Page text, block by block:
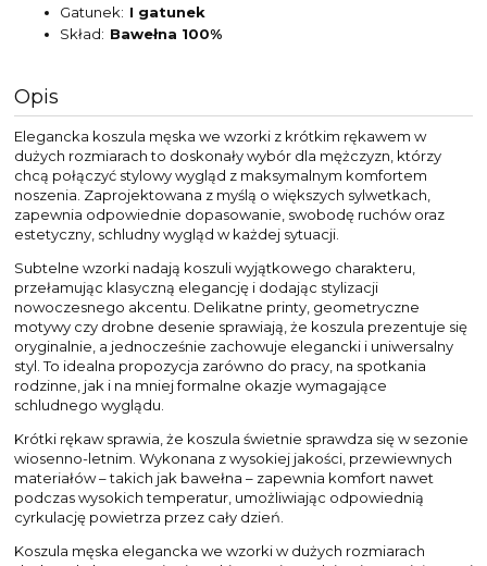
Gatunek
I gatunek
Skład
Bawełna 100%
Opis
Elegancka koszula męska we wzorki z krótkim rękawem w
dużych rozmiarach to doskonały wybór dla mężczyzn, którzy
chcą połączyć stylowy wygląd z maksymalnym komfortem
noszenia. Zaprojektowana z myślą o większych sylwetkach,
zapewnia odpowiednie dopasowanie, swobodę ruchów oraz
estetyczny, schludny wygląd w każdej sytuacji.
Subtelne wzorki nadają koszuli wyjątkowego charakteru,
przełamując klasyczną elegancję i dodając stylizacji
nowoczesnego akcentu. Delikatne printy, geometryczne
motywy czy drobne desenie sprawiają, że koszula prezentuje się
oryginalnie, a jednocześnie zachowuje elegancki i uniwersalny
styl. To idealna propozycja zarówno do pracy, na spotkania
rodzinne, jak i na mniej formalne okazje wymagające
schludnego wyglądu.
Krótki rękaw sprawia, że koszula świetnie sprawdza się w sezonie
wiosenno-letnim. Wykonana z wysokiej jakości, przewiewnych
materiałów – takich jak bawełna – zapewnia komfort nawet
podczas wysokich temperatur, umożliwiając odpowiednią
cyrkulację powietrza przez cały dzień.
Koszula męska elegancka we wzorki w dużych rozmiarach